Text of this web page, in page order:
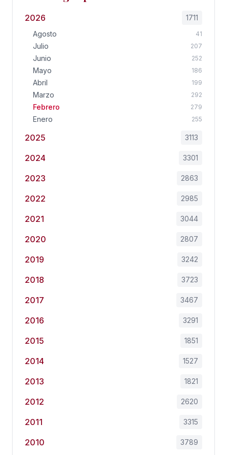
2026
1711
Agosto
41
Julio 207
Junio 252
Mayo 186
Abril 199
Marzo 292
Febrero 279
Enero 255
2025 3113
2024 3301
2023 2863
2022 2985
2021 3044
2020 2807
2019 3242
2018 3723
2017 3467
2016 3291
2015 1851
2014 1527
2013 1821
2012 2620
2011 3315
2010 3789